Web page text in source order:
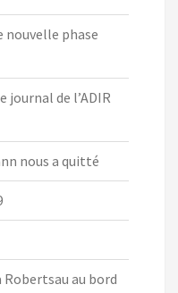
nouvelle phase
journal de l’ADIR
nous a quitté
Robertsau au bord